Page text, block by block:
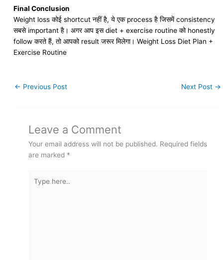
Final Conclusion
Weight loss कोई shortcut नहीं है, ये एक process है जिसमें consistency
सबसे important है। अगर आप इस diet + exercise routine को honestly
follow करते हैं, तो आपको result जरूर मिलेगा। Weight Loss Diet Plan +
Exercise Routine
← Previous Post Next Post →
Leave a Comment
Your email address will not be published. Required fields
are marked *
here..